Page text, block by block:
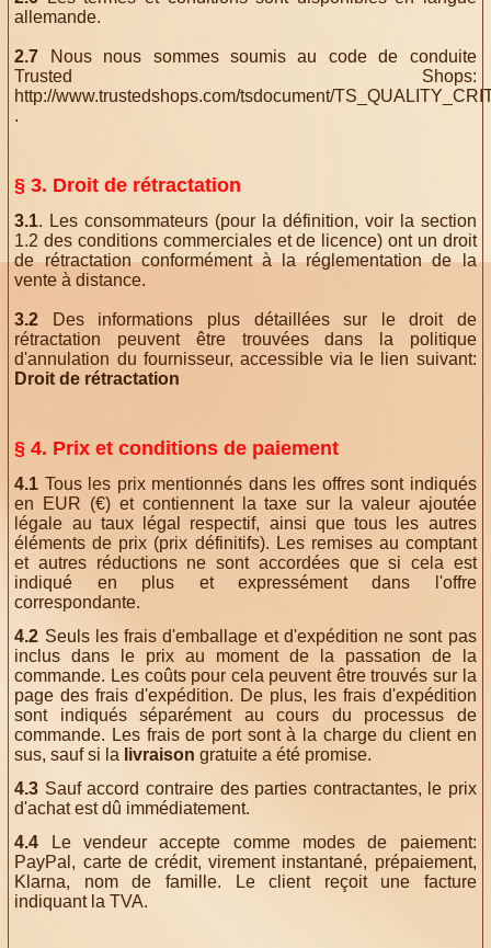
allemande.
2.7 Nous nous sommes soumis au code de conduite
Trusted Shops:
http://www.trustedshops.com/tsdocument/
.
§ 3. Droit de rétractation
3.1. Les consommateurs (pour la définition, voir la section
1.2 des conditions commerciales et de licence) ont un droit
de rétractation conformément à la réglementation de la
vente à distance.
3.2 Des informations plus détaillées sur le droit de
rétractation peuvent être trouvées dans la politique
d'annulation du fournisseur, accessible via le lien suivant:
Droit de rétractation
§ 4. Prix ​​et conditions de paiement
4.1 Tous les prix mentionnés dans les offres sont indiqués
en EUR (€) et contiennent la taxe sur la valeur ajoutée
légale au taux légal respectif, ainsi que tous les autres
éléments de prix (prix définitifs). Les remises au comptant
et autres réductions ne sont accordées que si cela est
indiqué en plus et expressément dans l'offre
correspondante.
4.2 Seuls les frais d'emballage et d'expédition ne sont pas
inclus dans le prix au moment de la passation de la
commande. Les coûts pour cela peuvent être trouvés sur la
page des frais d'expédition. De plus, les frais d'expédition
sont indiqués séparément au cours du processus de
commande. Les frais de port sont à la charge du client en
sus, sauf si la livraison gratuite a été promise.
4.3 Sauf accord contraire des parties contractantes, le prix
d'achat est dû immédiatement.
4.4 Le vendeur accepte comme modes de paiement:
PayPal, carte de crédit, virement instantané, prépaiement,
Klarna, nom de famille. Le client reçoit une facture
indiquant la TVA.